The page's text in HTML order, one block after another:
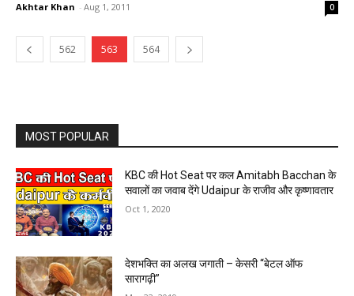
Akhtar Khan - Aug 1, 2011 0
562 563 564
MOST POPULAR
KBC की Hot Seat पर कल Amitabh Bacchan के
सवालों का जवाब देंगे Udaipur के राजीव और कृष्णावतार
Oct 1, 2020
देशभक्ति का अलख जगाती – केसरी “बेटल ऑफ
सारागढ़ी”